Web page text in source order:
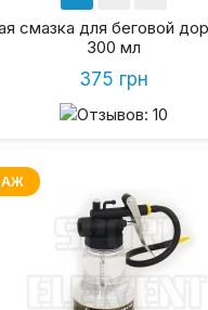
смазка для беговой
300 мл
375 грн